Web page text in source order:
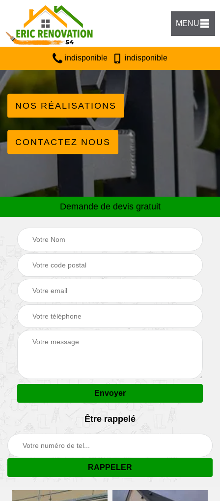
MENU
indisponible indisponible
NOS RÉALISATIONS
CONTACTEZ NOUS
Demande de devis gratuit
Être rappelé